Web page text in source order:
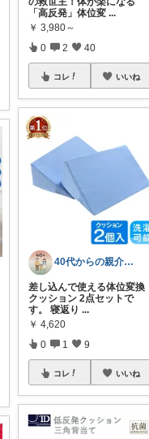
「高反発」体位変 ...
￥ 3,980～
0 2 40
コレ いいね
40代からの親介護 らくちゃんサポート
差し込んで使える体位変換
クッション 2点セットで
す。 寝返り ...
￥ 4,620
0 1 9
コレ いいね